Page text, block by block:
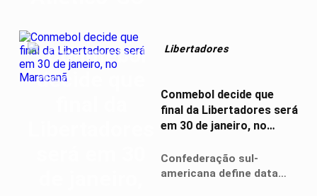
Libertadores
Conmebol decide que
final da Libertadores será
em 30 de janeiro, no
Confederação sul-
americana define data